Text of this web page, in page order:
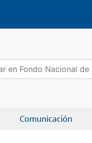
Comunicación